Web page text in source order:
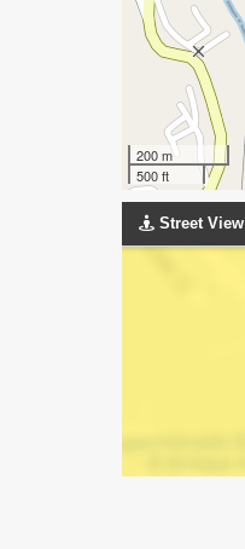
200 m
500 ft
Street View